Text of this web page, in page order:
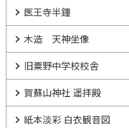
医王寺半鐘
木造 天神坐像
旧粟野中学校校舎
賀蘇山神社 遥拝殿
紙本淡彩 白衣観音図